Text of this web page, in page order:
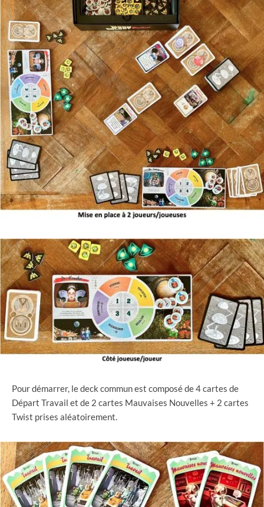
Pour démarrer, le deck commun est composé de 4 cartes de
Départ Travail et de 2 cartes Mauvaises Nouvelles + 2 cartes
Twist prises aléatoirement.